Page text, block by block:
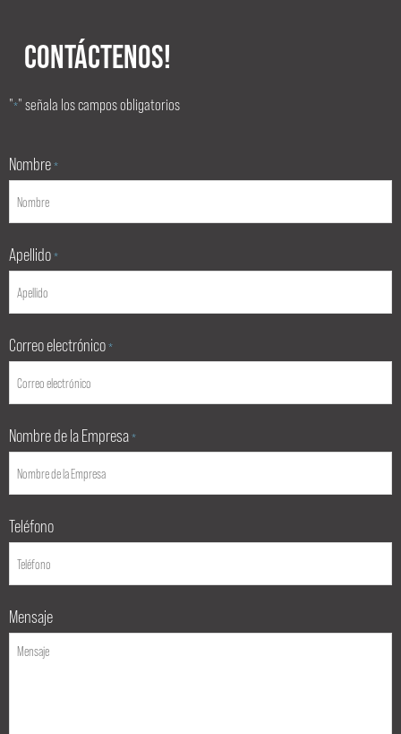
CONTÁCTENOS!
"*" señala los campos obligatorios
Nombre *
Apellido *
Correo electrónico *
Nombre de la Empresa *
Teléfono
Mensaje